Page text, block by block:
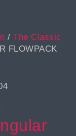
/The Classic
FLOWPACK